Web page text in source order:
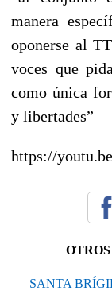
manera
oponerse al
voces que
como única
y libertades”
https://
SANTA